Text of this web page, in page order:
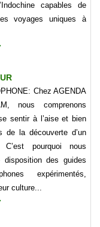
capables de
voyages uniques à
Chez AGENDA
nous comprenons
sentir à l’aise et bien
de la découverte d’un
pourquoi nous
des guides
expérimentés,
culture...